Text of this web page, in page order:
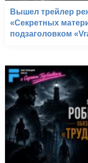
Вышел трейлер
«Секретных
подзаголовком